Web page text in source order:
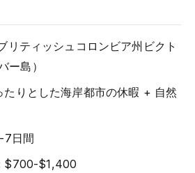
リティッシュコロンビア州ビクト
ー島）
たりとした海岸都市の休暇 + 自然
7日間
$700-$1,400